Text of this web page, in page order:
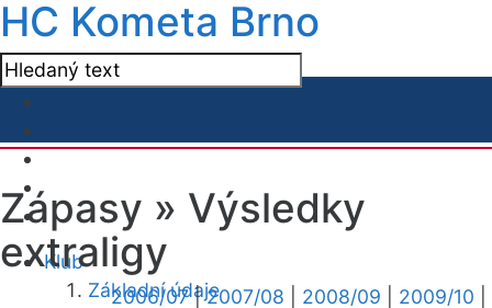
HC Kometa Brno
Klub
Základní údaje
Zápasy » Výsledky
extraligy
2006/07|2007/08 2008/09 2009/10